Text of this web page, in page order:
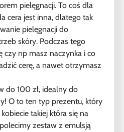
pielęgnacji. To coś dla
cera jest inna, dlatego tak
pielęgnacji do
skóry. Podczas tego
czy np masz naczynka i co
cerę, a nawet otrzymasz
do 100 zł, idealny do
O to ten typ prezentu, który
takiej która się na
zestaw z emulsją